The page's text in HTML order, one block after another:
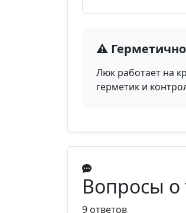
⚠️
Люк работает на
герметик и
Вопросы о
9 ответов